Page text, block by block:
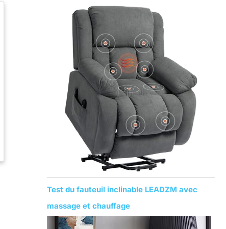
Test du fauteuil inclinable LEADZM avec
massage et chauffage